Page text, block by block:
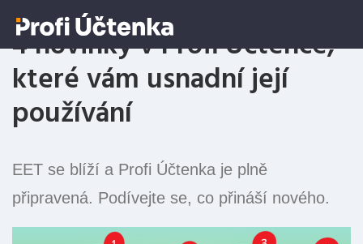
4 novinky v Profi Účtence,
které vám usnadní její
používání
EET se blíží a Profi Účtenka je plně
připravená. Podívejte se, co přináší nového.